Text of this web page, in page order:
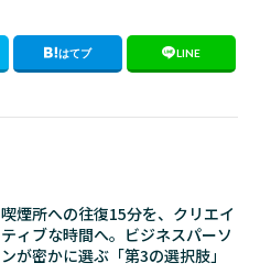
喫煙所への往復15分を、クリエイ
ティブな時間へ。ビジネスパーソ
ンが密かに選ぶ「第3の選択肢」